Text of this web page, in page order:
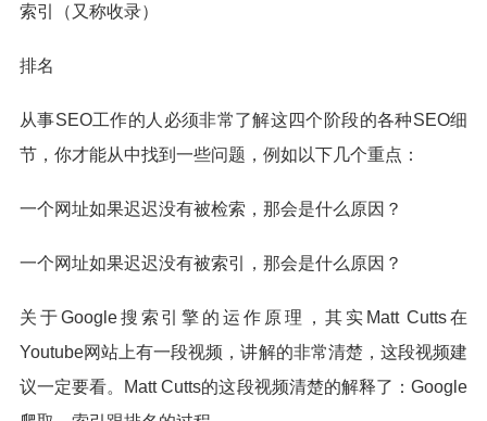
索引（又称收录）
排名
从事SEO工作的人必须非常了解这四个阶段的各种SEO细
节，你才能从中找到一些问题，例如以下几个重点：
一个网址如果迟迟没有被检索，那会是什么原因？
一个网址如果迟迟没有被索引，那会是什么原因？
关于Google搜索引擎的运作原理，其实Matt Cutts在
Youtube网站上有一段视频，讲解的非常清楚，这段视频建
议一定要看。Matt Cutts的这段视频清楚的解释了：Google